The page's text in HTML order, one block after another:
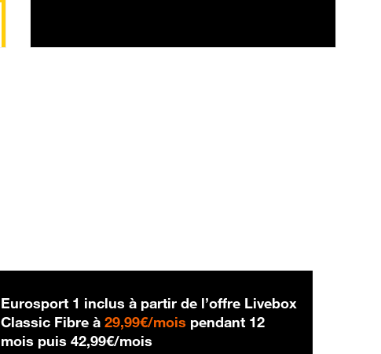
Eurosport 1 inclus à partir de l’offre Livebox
Classic Fibre à29,99€/mois 29,99 € par mois
pendant 12
mois puis42,99€/mois